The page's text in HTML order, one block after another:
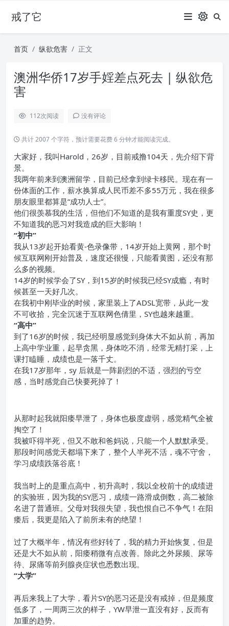
戒了它
首页 纵欲危害 正文
澳洲华侨17岁手婬差点死去 | 纵欲危
害
112次阅读 没有评论
共计 2007 个字符，预计需要花费 6 分钟才能阅读完成。
大家好，我叫Harold，26岁，目前戒撸104天，先介绍下背
景。
我两年前来到澳洲留学，目前已经拿到绿卡移民。现在有一
份体面的工作，薪水换算成人民币差不多55万元，我在很多
朋友眼里都算是“成功人士”。
他们很羡慕我的生活，但他们不知道的是我有重度SY史，更
不知道我的恶习对我造成的巨大影响！
“初中”
我从13岁起开始看黄-色录像带，14岁开始上黄网，那个时
候互联网刚开始普及，速度还很慢，只能看黄图，还没有那
么多的视频。
14岁的时候学会了SY，到15岁的时候我已经SY成瘾，有时
候甚至一天好几次。
在我初中刚毕业的时候，家里装上了ADSL宽带，从此一发
不可收拾，完全沉迷于互联网色倩里，SY也越来越重。
“高中”
到了16岁的时候，我已经明显感觉到身体大不如从前，再加
上高中学业重，起早贪黑，身体吃不消，经常无精打采，上
课打瞌睡，成绩也是一落千丈。
在我17岁那年，sy 后就是一阵剧烈的不适，强烈的亏空
感，当时感觉自己快要死掉了！
从那时起我就阳痿早泄了，身体也极度虚弱，感觉精气全被
掏空了！
我被吓得半死，但又不敢和爸妈说，只能一个人默默承受。
那段时间感觉天都塌下来了，整个人半死不活，魂不守舍，
学习成绩跌落谷底！
我当时上的是重点高中，初升高时，我以全校前十的成绩进
的实验班，因为我的SY恶习，成绩一路滑成倒数，高二被除
名进了普通班。父母对我很失望，我也恨自己不争气！在阳
痿后，我更是陷入了前所未有的绝望！
过了大概半年，情况有些好转了，我的精力开始恢复，但是
还是大不如从前，阳痿稍微有点改善。除此之外尿频、尿等
待、尿痛等前列腺炎症状也悉数出现。
“大学”
再后来我上了大学，看片SY的恶习还是没有戒掉，但是频度
低多了，一周两三次的样子，YW早泄一直没有好，反而有
加重的趋势。